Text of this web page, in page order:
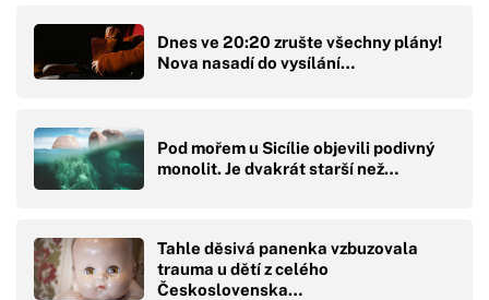
Dnes ve 20:20 zrušte všechny plány!
Nova nasadí do vysílání…
Pod mořem u Sicílie objevili podivný
monolit. Je dvakrát starší než…
Tahle děsivá panenka vzbuzovala
trauma u dětí z celého
Československa…